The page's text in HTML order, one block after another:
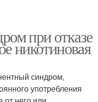
при отказе
никотиновая
синдром,
употребления